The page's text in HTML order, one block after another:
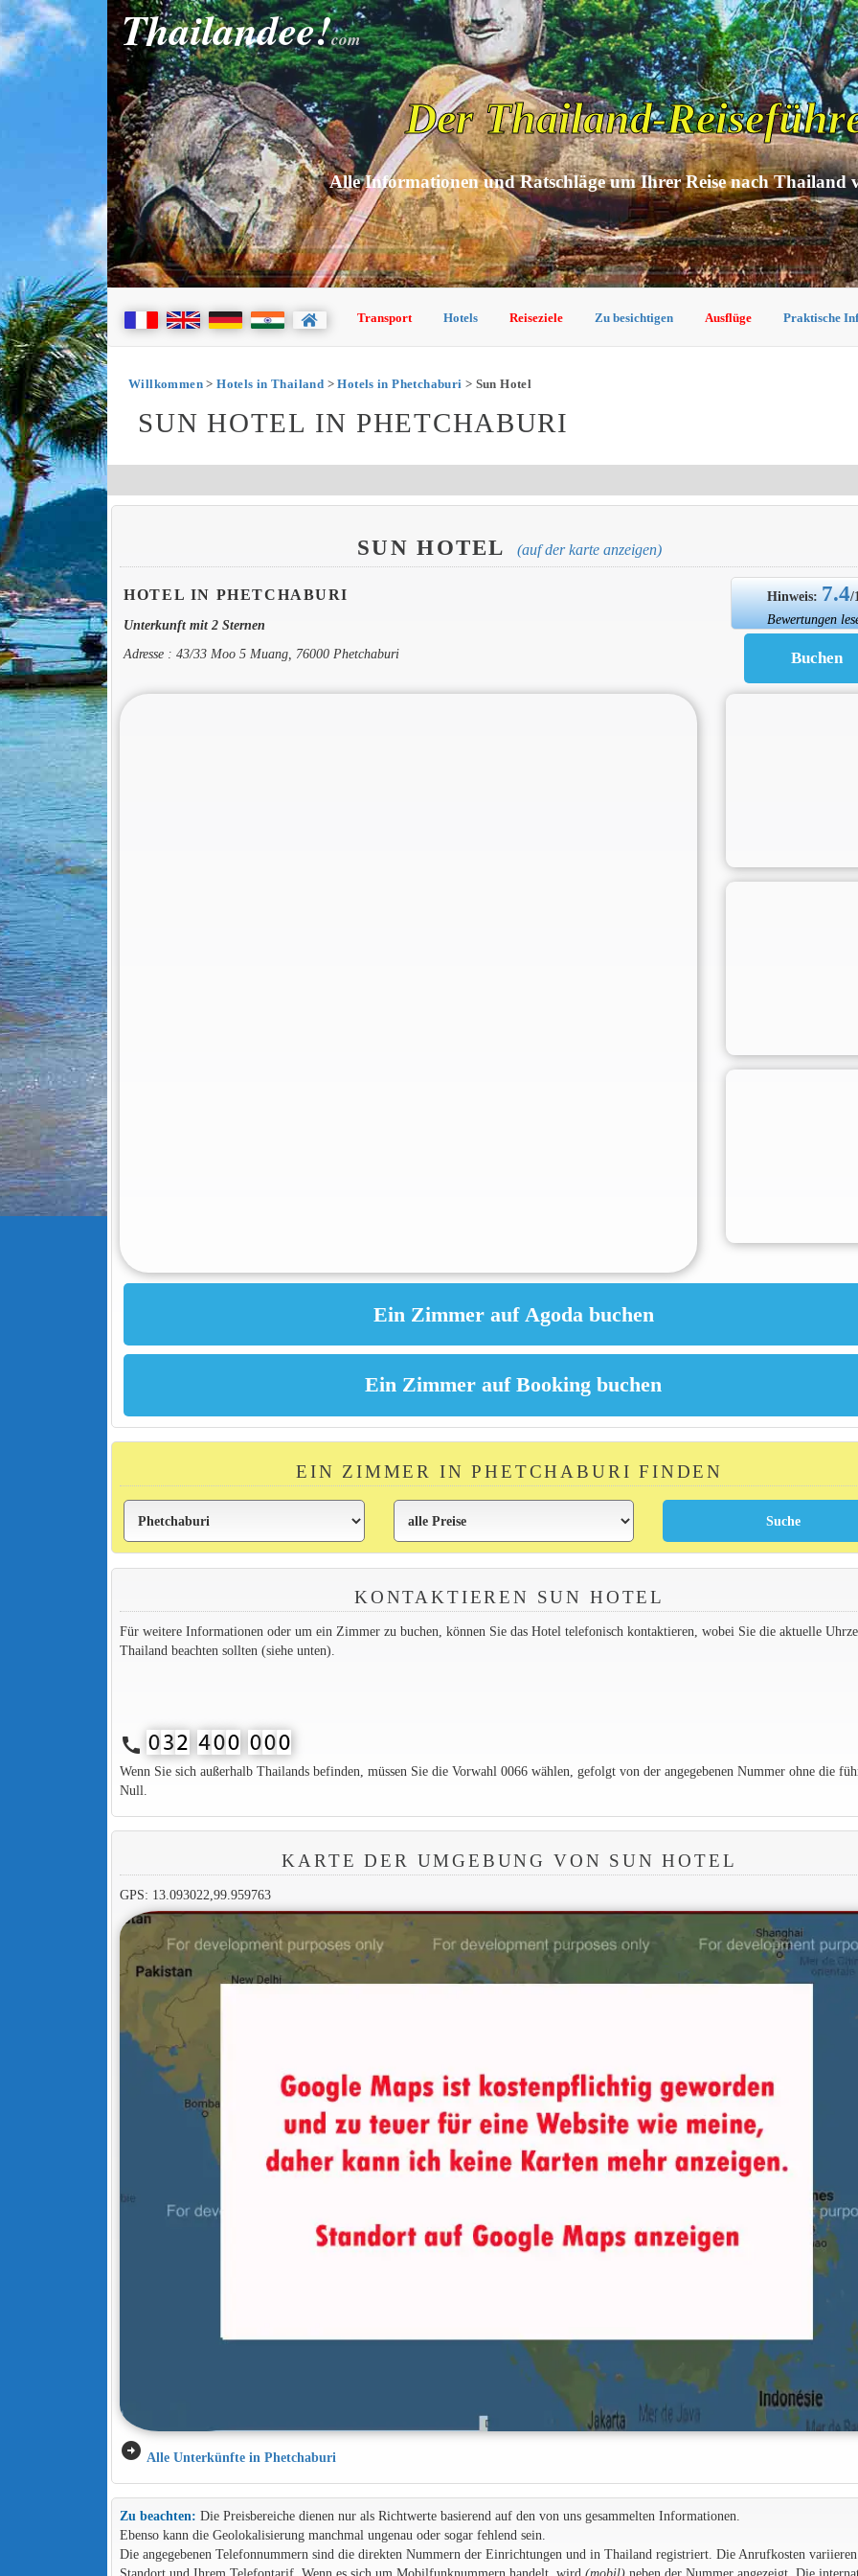
Thailandee!com
Der Thailand-
Alle Informationen und Ratschläge um Ihrer Reise nach Thailand
Transport Hotels Reiseziele Zu besichtigen Ausflüge Praktische
Willkommen>Hotels in Thailand >Hotels in Phetchaburi > Sun Hotel
SUN HOTEL IN PHETCHABURI
SUN HOTEL (auf der karte anzeigen)
HOTEL IN PHETCHABURI
Unterkunft mit 2 Sternen
Adresse : 43/33 Moo 5 Muang, 76000 Phetchaburi
Hinweis: 7.4/
Bewertungen
EIN ZIMMER IN PHETCHABURI FINDEN
KONTAKTIEREN SUN HOTEL
Für weitere Informationen oder um ein Zimmer zu buchen, können Sie das Hotel telefonisch kontaktieren, wobei Sie die aktuelle
Thailand beachten sollten (siehe unten).
call
Wenn Sie sich außerhalb Thailands befinden, müssen Sie die Vorwahl 0066 wählen, gefolgt von der angegebenen Nummer ohne die
Null.
KARTE DER UMGEBUNG VON SUN HOTEL
GPS: 13.093022,99.959763
arrow_circle_right Alle Unterkünfte in Phetchaburi
Zu beachten: Die Preisbereiche dienen nur als Richtwerte basierend auf den von uns gesammelten Informationen.
Ebenso kann die Geolokalisierung manchmal ungenau oder sogar fehlend sein.
Die angegebenen Telefonnummern sind die direkten Nummern der Einrichtungen und in Thailand registriert. Die Anrufkosten
Standort und Ihrem Telefontarif. Wenn es sich um Mobilfunknummern handelt, wird (mobil)neben der Nummer angezeigt. Die